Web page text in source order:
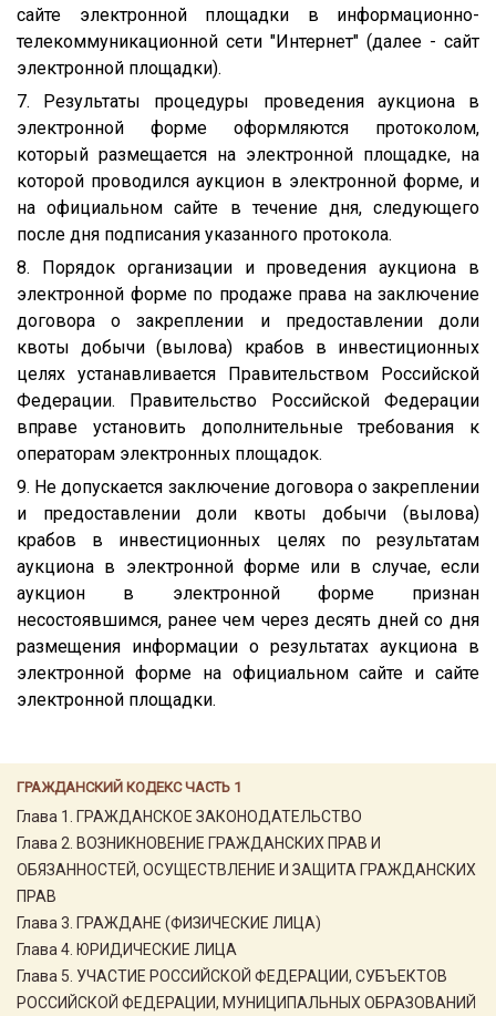
ГРАЖДАНСКИЙ КОДЕКС ЧАСТЬ 1
Глава 1. ГРАЖДАНСКОЕ ЗАКОНОДАТЕЛЬСТВО
Глава 2. ВОЗНИКНОВЕНИЕ ГРАЖДАНСКИХ ПРАВ И
ОБЯЗАННОСТЕЙ, ОСУЩЕСТВЛЕНИЕ И ЗАЩИТА ГРАЖДАНСКИХ
ПРАВ
Глава 3. ГРАЖДАНЕ (ФИЗИЧЕСКИЕ ЛИЦА)
Глава 4. ЮРИДИЧЕСКИЕ ЛИЦА
Глава 5. УЧАСТИЕ РОССИЙСКОЙ ФЕДЕРАЦИИ, СУБЪЕКТОВ
РОССИЙСКОЙ ФЕДЕРАЦИИ, МУНИЦИПАЛЬНЫХ ОБРАЗОВАНИЙ
сайте электронной площадки в информационно-
телекоммуникационной сети "Интернет" (далее - сайт
электронной площадки).
7. Результаты процедуры проведения аукциона в
электронной форме оформляются протоколом,
который размещается на электронной площадке, на
которой проводился аукцион в электронной форме, и
на официальном сайте в течение дня, следующего
после дня подписания указанного протокола.
8. Порядок организации и проведения аукциона в
электронной форме по продаже права на заключение
договора о закреплении и предоставлении доли
квоты добычи (вылова) крабов в инвестиционных
целях устанавливается Правительством Российской
Федерации. Правительство Российской Федерации
вправе установить дополнительные требования к
операторам электронных площадок.
9. Не допускается заключение договора о закреплении
и предоставлении доли квоты добычи (вылова)
крабов в инвестиционных целях по результатам
аукциона в электронной форме или в случае, если
аукцион в электронной форме признан
несостоявшимся, ранее чем через десять дней со дня
размещения информации о результатах аукциона в
электронной форме на официальном сайте и сайте
электронной площадки.